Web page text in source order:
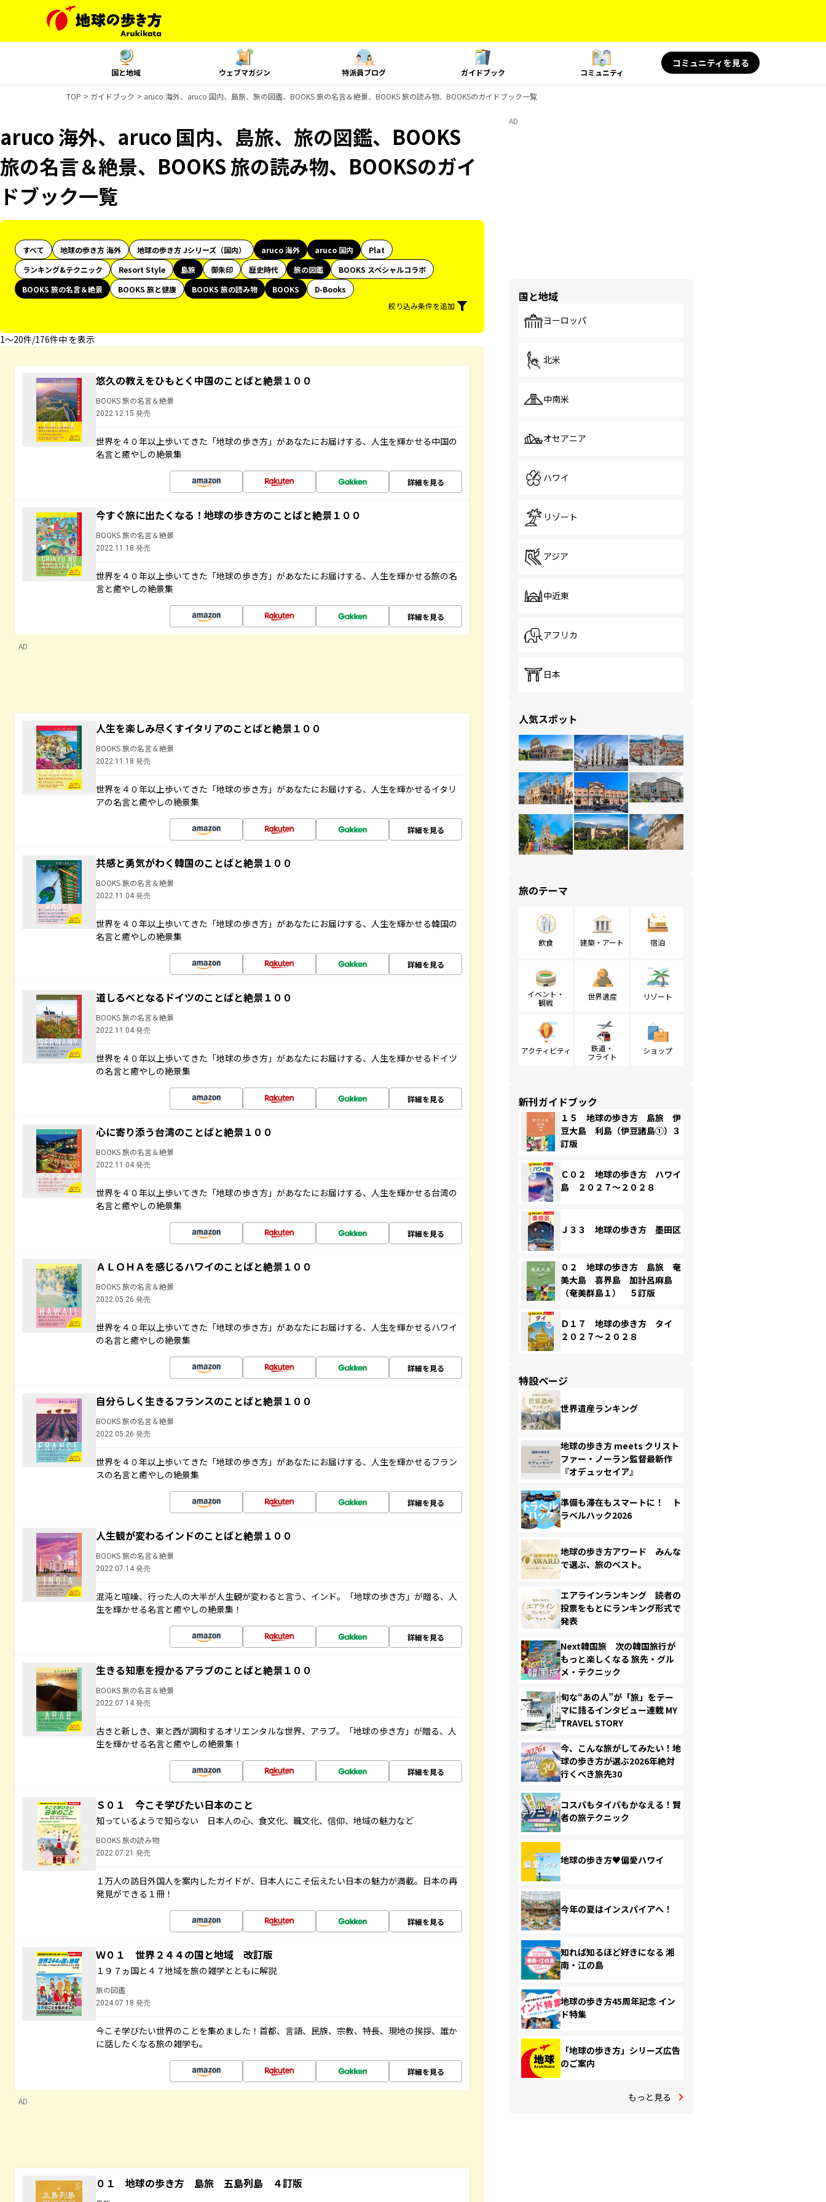
国と地域 ウェブマガジン 特派員ブログ ガイドブック コミュニティ
コミュニティを見る
TOP ガイドブック aruco 海外、aruco 国内、島旅、旅の図鑑、BOOKS 旅の名言＆絶景、BOOKS 旅の読み物、BOOKSのガイドブック一覧
aruco 海外、aruco 国内、島旅、旅の図鑑、BOOKS
旅の名言＆絶景、BOOKS 旅の読み物、BOOKSのガイ
ドブック一覧
すべて 地球の歩き方 海外 地球の歩き方 Jシリーズ（国内） aruco 海外 aruco 国内
Plat
ランキング&テクニック
Resort Style 島旅 御朱印 歴史時代 旅の図鑑
BOOKS スペシャルコラボ
BOOKS 旅の名言＆絶景
BOOKS 旅と健康 BOOKS 旅の読み物 BOOKS
D-Books
絞り込み条件を追加
1〜20件/176件中 を表示
悠久の教えをひもとく中国のことばと絶景１００
BOOKS 旅の名言＆絶景
2022.12.15 発売
世界を４０年以上歩いてきた「地球の歩き方」があなたにお届けする、人生を輝かせる中国の
名言と癒やしの絶景集
詳細を見る
今すぐ旅に出たくなる！地球の歩き方のことばと絶景１００
BOOKS 旅の名言＆絶景
2022.11.18 発売
世界を４０年以上歩いてきた「地球の歩き方」があなたにお届けする、人生を輝かせる旅の名
言と癒やしの絶景集
詳細を見る
AD
人生を楽しみ尽くすイタリアのことばと絶景１００
BOOKS 旅の名言＆絶景
2022.11.18 発売
世界を４０年以上歩いてきた「地球の歩き方」があなたにお届けする、人生を輝かせるイタリ
アの名言と癒やしの絶景集
詳細を見る
共感と勇気がわく韓国のことばと絶景１００
BOOKS 旅の名言＆絶景
2022.11.04 発売
世界を４０年以上歩いてきた「地球の歩き方」があなたにお届けする、人生を輝かせる韓国の
名言と癒やしの絶景集
詳細を見る
道しるべとなるドイツのことばと絶景１００
BOOKS 旅の名言＆絶景
2022.11.04 発売
世界を４０年以上歩いてきた「地球の歩き方」があなたにお届けする、人生を輝かせるドイツ
の名言と癒やしの絶景集
詳細を見る
心に寄り添う台湾のことばと絶景１００
BOOKS 旅の名言＆絶景
2022.11.04 発売
世界を４０年以上歩いてきた「地球の歩き方」があなたにお届けする、人生を輝かせる台湾の
名言と癒やしの絶景集
詳細を見る
ＡＬＯＨＡを感じるハワイのことばと絶景１００
BOOKS 旅の名言＆絶景
2022.05.26 発売
世界を４０年以上歩いてきた「地球の歩き方」があなたにお届けする、人生を輝かせるハワイ
の名言と癒やしの絶景集
詳細を見る
自分らしく生きるフランスのことばと絶景１００
BOOKS 旅の名言＆絶景
2022.05.26 発売
世界を４０年以上歩いてきた「地球の歩き方」があなたにお届けする、人生を輝かせるフラン
スの名言と癒やしの絶景集
詳細を見る
人生観が変わるインドのことばと絶景１００
BOOKS 旅の名言＆絶景
2022.07.14 発売
混沌と喧噪、行った人の大半が人生観が変わると言う、インド。「地球の歩き方」が贈る、人
生を輝かせる名言と癒やしの絶景集！
詳細を見る
生きる知恵を授かるアラブのことばと絶景１００
BOOKS 旅の名言＆絶景
2022.07.14 発売
古きと新しき、東と西が調和するオリエンタルな世界、アラブ。「地球の歩き方」が贈る、人
生を輝かせる名言と癒やしの絶景集！
詳細を見る
Ｓ０１ 今こそ学びたい日本のこと
知っているようで知らない 日本人の心、食文化、職文化、信仰、地域の魅力など
BOOKS 旅の読み物
2022.07.21 発売
１万人の訪日外国人を案内したガイドが、日本人にこそ伝えたい日本の魅力が満載。日本の再
発見ができる１冊！
詳細を見る
Ｗ０１ 世界２４４の国と地域 改訂版
１９７ヵ国と４７地域を旅の雑学とともに解説
旅の図鑑
2024.07.18 発売
今こそ学びたい世界のことを集めました！首都、言語、民族、宗教、特長、現地の挨拶、誰か
に話したくなる旅の雑学も。
詳細を見る
AD
０１ 地球の歩き方 島旅 五島列島 ４訂版
AD
国と地域
ヨーロッパ
北米
中南米
オセアニア
ハワイ
リゾート
アジア
中近東
アフリカ
日本
人気スポット
旅のテーマ
飲食 建築・アート 宿泊
イベント・
観戦
世界遺産 リゾート
アクティビティ
鉄道・
フライト
ショップ
新刊ガイドブック
１５ 地球の歩き方 島旅 伊
豆大島 利島（伊豆諸島①）３
訂版
Ｃ０２ 地球の歩き方 ハワイ
島 ２０２７～２０２８
Ｊ３３ 地球の歩き方 墨田区
０２ 地球の歩き方 島旅 奄
美大島 喜界島 加計呂麻島
（奄美群島１） ５訂版
Ｄ１７ 地球の歩き方 タイ
２０２７～２０２８
特設ページ
世界遺産ランキング
地球の歩き方 meets クリスト
ファー・ノーラン監督最新作
『オデュッセイア』
準備も滞在もスマートに！ ト
ラベルハック2026
地球の歩き方アワード みんな
で選ぶ、旅のベスト。
エアラインランキング 読者の
投票をもとにランキング形式で
発表
Next韓国旅 次の韓国旅行が
もっと楽しくなる 旅先・グル
メ・テクニック
旬な“あの人”が「旅」をテー
マに語るインタビュー連載 MY
TRAVEL STORY
今、こんな旅がしてみたい！地
球の歩き方が選ぶ2026年絶対
行くべき旅先30
コスパもタイパもかなえる！賢
者の旅テクニック
地球の歩き方♥偏愛ハワイ
今年の夏はインスパイアへ！
知れば知るほど好きになる 湘
南・江の島
地球の歩き方45周年記念 イン
ド特集
「地球の歩き方」シリーズ広告
のご案内
もっと見る